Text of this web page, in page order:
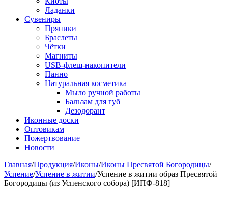
Ладанки
Сувениры
Пряники
Браслеты
Чётки
Магниты
USB-флеш-накопители
Панно
Натуральная косметика
Мыло ручной работы
Бальзам для губ
Дезодорант
Иконные доски
Оптовикам
Пожертвование
Новости
Главная/Продукция/Иконы/Иконы Пресвятой Богородицы/
Успение/Успение в житии/Успение в житии образ Пресвятой
Богородицы (из Успенского собора) [ИПФ-818]